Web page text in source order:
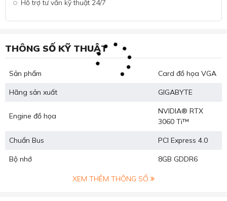
Hỗ trợ tư vấn kỹ thuật 24/7
THÔNG SỐ KỸ THUẬT
Sản phẩm Card đồ họa VGA
Hãng sản xuất GIGABYTE
Engine đồ họa
NVIDIA® RTX
3060 Ti™
Chuẩn Bus PCI Express 4.0
Bộ nhớ 8GB GDDR6
XEM THÊM THÔNG SỐ